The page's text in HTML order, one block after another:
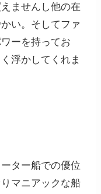
ませんし他の在
い。そしてファ
ーを持ってお
浮かしてくれま
ター船での優位
マニアックな船